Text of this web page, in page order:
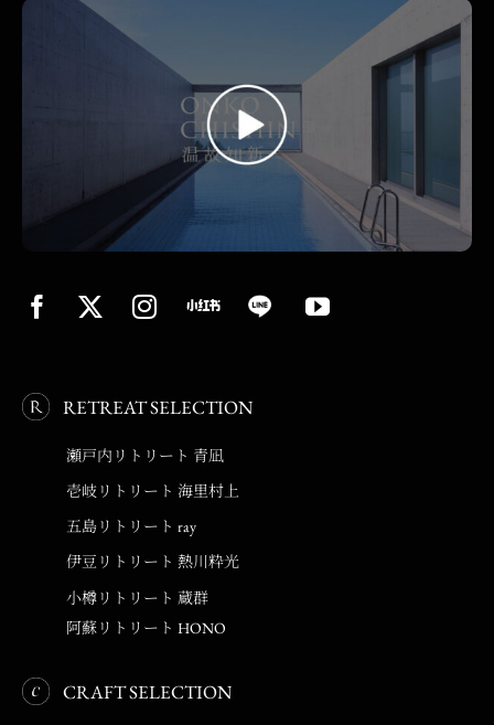
RETREAT SELECTION
瀬戸内リトリート 青凪
壱岐リトリート 海里村上
五島リトリート ray
伊豆リトリート 熱川粋光
小樽リトリート 蔵群
阿蘇リトリート HONO
CRAFT SELECTION